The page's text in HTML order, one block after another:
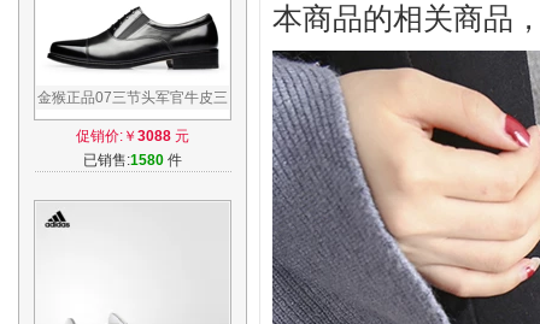
金猴正品07三节头军官牛皮三
接头士官男鞋三尖头皮鞋军鞋
男
促销价:￥ 3088 元
已销售:1580 件
本商品的相关商品